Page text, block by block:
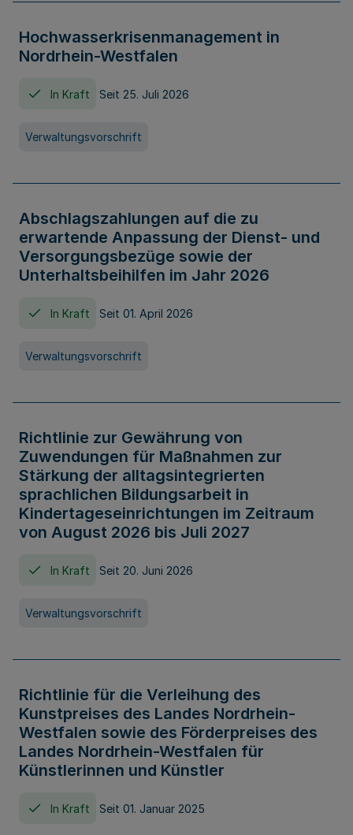
Hochwasserkrisenmanagement in
Nordrhein-Westfalen
In Kraft Seit 25. Juli 2026
Verwaltungsvorschrift
Abschlagszahlungen auf die zu
erwartende Anpassung der Dienst- und
Versorgungsbezüge sowie der
Unterhaltsbeihilfen im Jahr 2026
In Kraft Seit 01. April 2026
Verwaltungsvorschrift
Richtlinie zur Gewährung von
Zuwendungen für Maßnahmen zur
Stärkung der alltagsintegrierten
sprachlichen Bildungsarbeit in
Kindertageseinrichtungen im Zeitraum
von August 2026 bis Juli 2027
In Kraft Seit 20. Juni 2026
Verwaltungsvorschrift
Richtlinie für die Verleihung des
Kunstpreises des Landes Nordrhein-
Westfalen sowie des Förderpreises des
Landes Nordrhein-Westfalen für
Künstlerinnen und Künstler
In Kraft Seit 01. Januar 2025